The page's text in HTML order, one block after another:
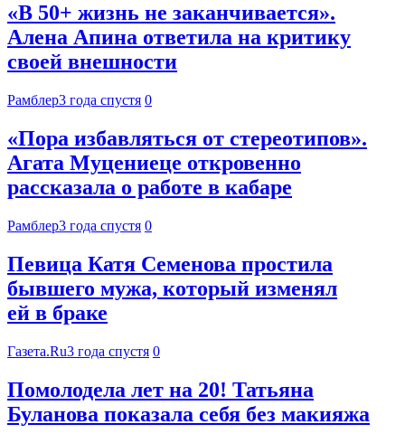
«В 50+ жизнь не заканчивается».
Алена Апина ответила на критику
своей внешности
Рамблер3 года спустя 0
«Пора избавляться от стереотипов».
Агата Муцениеце откровенно
рассказала о работе в кабаре
Рамблер3 года спустя 0
Певица Катя Семенова простила
бывшего мужа, который изменял
ей в браке
Газета.Ru3 года спустя 0
Помолодела лет на 20! Татьяна
Буланова показала себя без макияжа